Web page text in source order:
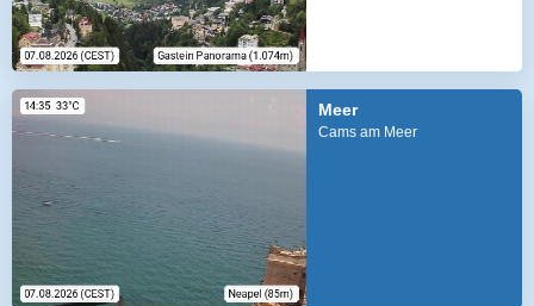
Meer
Cams am Meer